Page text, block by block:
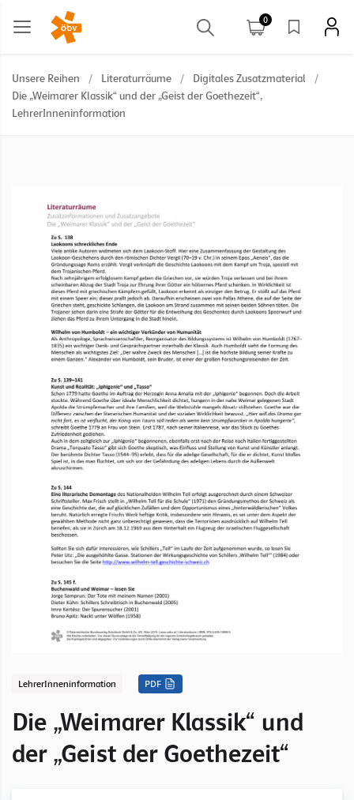
0
Unsere Reihen / Literaturräume / Digitales Zusatzmaterial
/
Die „Weimarer Klassik“ und der „Geist der Goethezeit“,
LehrerInneninformation
LehrerInneninformation PDF
Die „Weimarer Klassik“ und
der „Geist der Goethezeit“